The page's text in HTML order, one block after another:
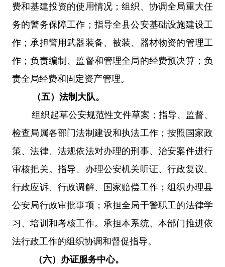
费和基建投资的使用情况；组织、协调全局重大任
务的警务保障工作；指导全县公安基础设施建设工
作；承担警用武器装备、被装、器材物资的管理工
作；负责编制、监督和管理全局的经费预决算；负
责全局经费和固定资产管理。
（五）法制大队。
组织起草公安规范性文件草案；指导、监督、
检查局属各部门法制建设和执法工作；按照国家政
策、法律、法规依法对办理的刑事、治安案件进行
审核把关。 指导、办理公安机关听证、行政复议、
行政应诉、行政调解、国家赔偿工作；组织办理县
公安局行政审批事项； 承担全局干警职工的法律学
习、培训和考核工作。承担本系统、本部门推进依
法行政工作的组织协调和督促指导。
（六）办证服务中心。